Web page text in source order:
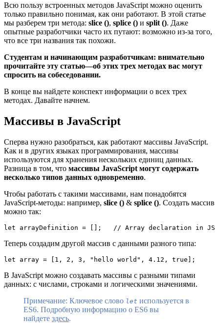
Всю пользу встроенных методов JavaScript можно оценить
только правильно понимая, как они работают. В этой статье
мы разберем три метода: slice (), splice () и split (). Даже
опытные разработчики часто их путают: возможно из-за того,
что все три названия так похожи.
Студентам и начинающим разработчикам: внимательно
прочитайте эту статью—об этих трех методах вас могут
спросить на собеседовании.
В конце вы найдете конспект информации о всех трех
методах. Давайте начнем.
Массивы в JavaScript
Сперва нужно разобраться, как работают массивы JavaScript.
Как и в других языках программирования, массивы
используются для хранения нескольких единиц данных.
Разница в том, что массивы JavaScript могут содержать
несколько типов данных одновременно.
Чтобы работать с такими массивами, нам понадобятся
JavaScript-методы: например, slice () & splice (). Создать массив
можно так:
let arrayDefinition = [];   // Array declaration in JS
Теперь создадим другой массив с данными разного типа:
let array = [1, 2, 3, "hello world", 4.12, true];
В JavaScript можно создавать массивы с разными типами
данных: с числами, строками и логическими значениями.
Примечание: Ключевое слово let используется в
ES6. Подробную информацию о ES6 вы
найдете здесь.